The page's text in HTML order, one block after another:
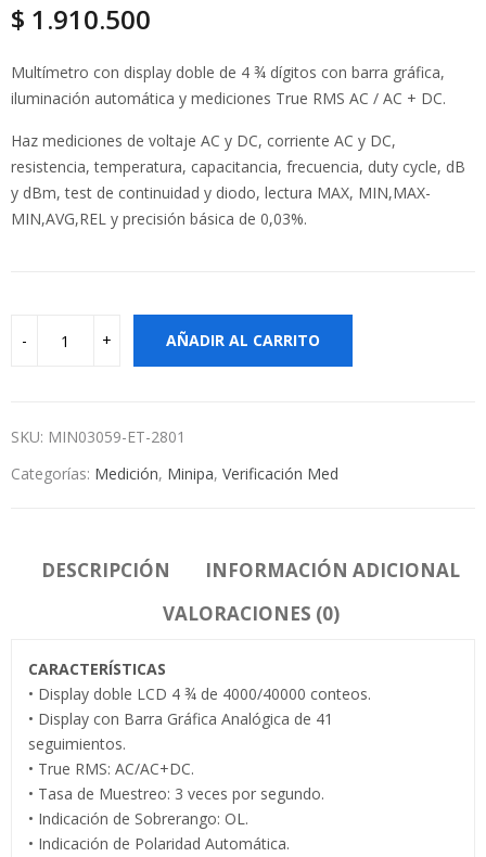
$ 1.910.500
Multímetro con display doble de 4 ¾ dígitos con barra gráfica,
iluminación automática y mediciones True RMS AC / AC + DC.
Haz mediciones de voltaje AC y DC, corriente AC y DC,
resistencia, temperatura, capacitancia, frecuencia, duty cycle, dB
y dBm, test de continuidad y diodo, lectura MAX, MIN,MAX-
MIN,AVG,REL y precisión básica de 0,03%.
AÑADIR AL CARRITO
SKU: MIN03059-ET-2801
Categorías: Medición, Minipa, Verificación Med
DESCRIPCIÓN
INFORMACIÓN ADICIONAL
VALORACIONES (0)
CARACTERÍSTICAS
• Display doble LCD 4 ¾ de 4000/40000 conteos.
• Display con Barra Gráfica Analógica de 41
seguimientos.
• True RMS: AC/AC+DC.
• Tasa de Muestreo: 3 veces por segundo.
• Indicación de Sobrerango: OL.
• Indicación de Polaridad Automática.